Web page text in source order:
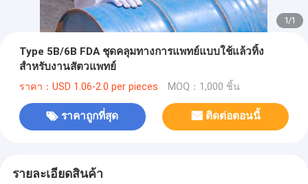
1/1
Type 5B/6B FDA ชุดคลุมทางการแพทย์แบบใช้แล้วทิ้ง
สำหรับงานสัตวแพทย์
ราคา：USD 1.06-2.0 per pieces MOQ：1,000 ชิ้น
ราคาถูกที่สุด ติดต่อตอนนี้
รายละเอียดสินค้า